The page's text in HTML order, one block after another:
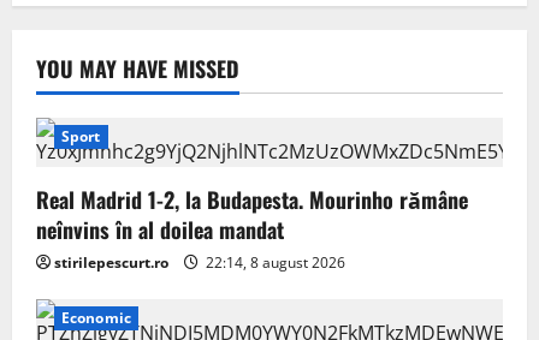
YOU MAY HAVE MISSED
Sport
Real Madrid 1-2, la Budapesta. Mourinho rămâne
neînvins în al doilea mandat
stirilepescurt.ro 22:14, 8 august 2026
Economic